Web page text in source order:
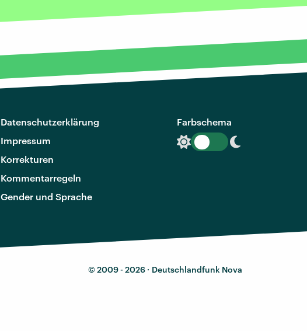
Datenschutzerklärung
Impressum
Korrekturen
Kommentarregeln
Gender und Sprache
Farbschema
© 2009 - 2026 · Deutschlandfunk Nova